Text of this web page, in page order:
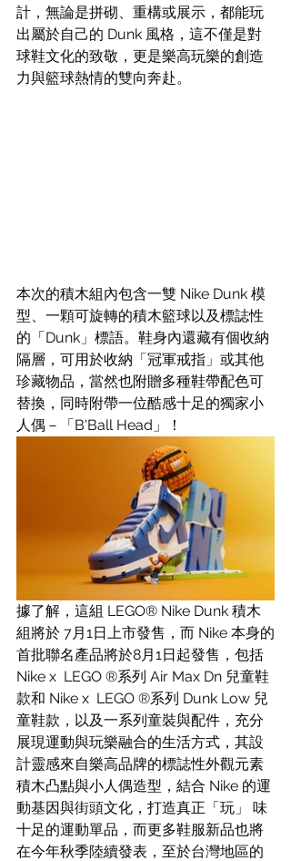
計，無論是拼砌、重構或展示，都能玩
出屬於自己的 Dunk 風格，這不僅是對
球鞋文化的致敬，更是樂高玩樂的創造
力與籃球熱情的雙向奔赴。
本次的積木組內包含一雙 Nike Dunk 模
型、一顆可旋轉的積木籃球以及標誌性
的「Dunk」標語。鞋身內還藏有個收納
隔層，可用於收納「冠軍戒指」或其他
珍藏物品，當然也附贈多種鞋帶配色可
替換，同時附帶一位酷感十足的獨家小
人偶－「B'Ball Head」！
據了解，這組 LEGO® Nike Dunk 積木
組將於 7月1日上市發售，而 Nike 本身的
首批聯名產品將於8月1日起發售，包括
Nike x  LEGO ®系列 Air Max Dn 兒童鞋
款和 Nike x  LEGO ®系列 Dunk Low 兒
童鞋款，以及一系列童裝與配件，充分
展現運動與玩樂融合的生活方式，其設
計靈感來自樂高品牌的標誌性外觀元素
積木凸點與小人偶造型，結合 Nike 的運
動基因與街頭文化，打造真正「玩」 味
十足的運動單品，而更多鞋服新品也將
在今年秋季陸續發表，至於台灣地區的